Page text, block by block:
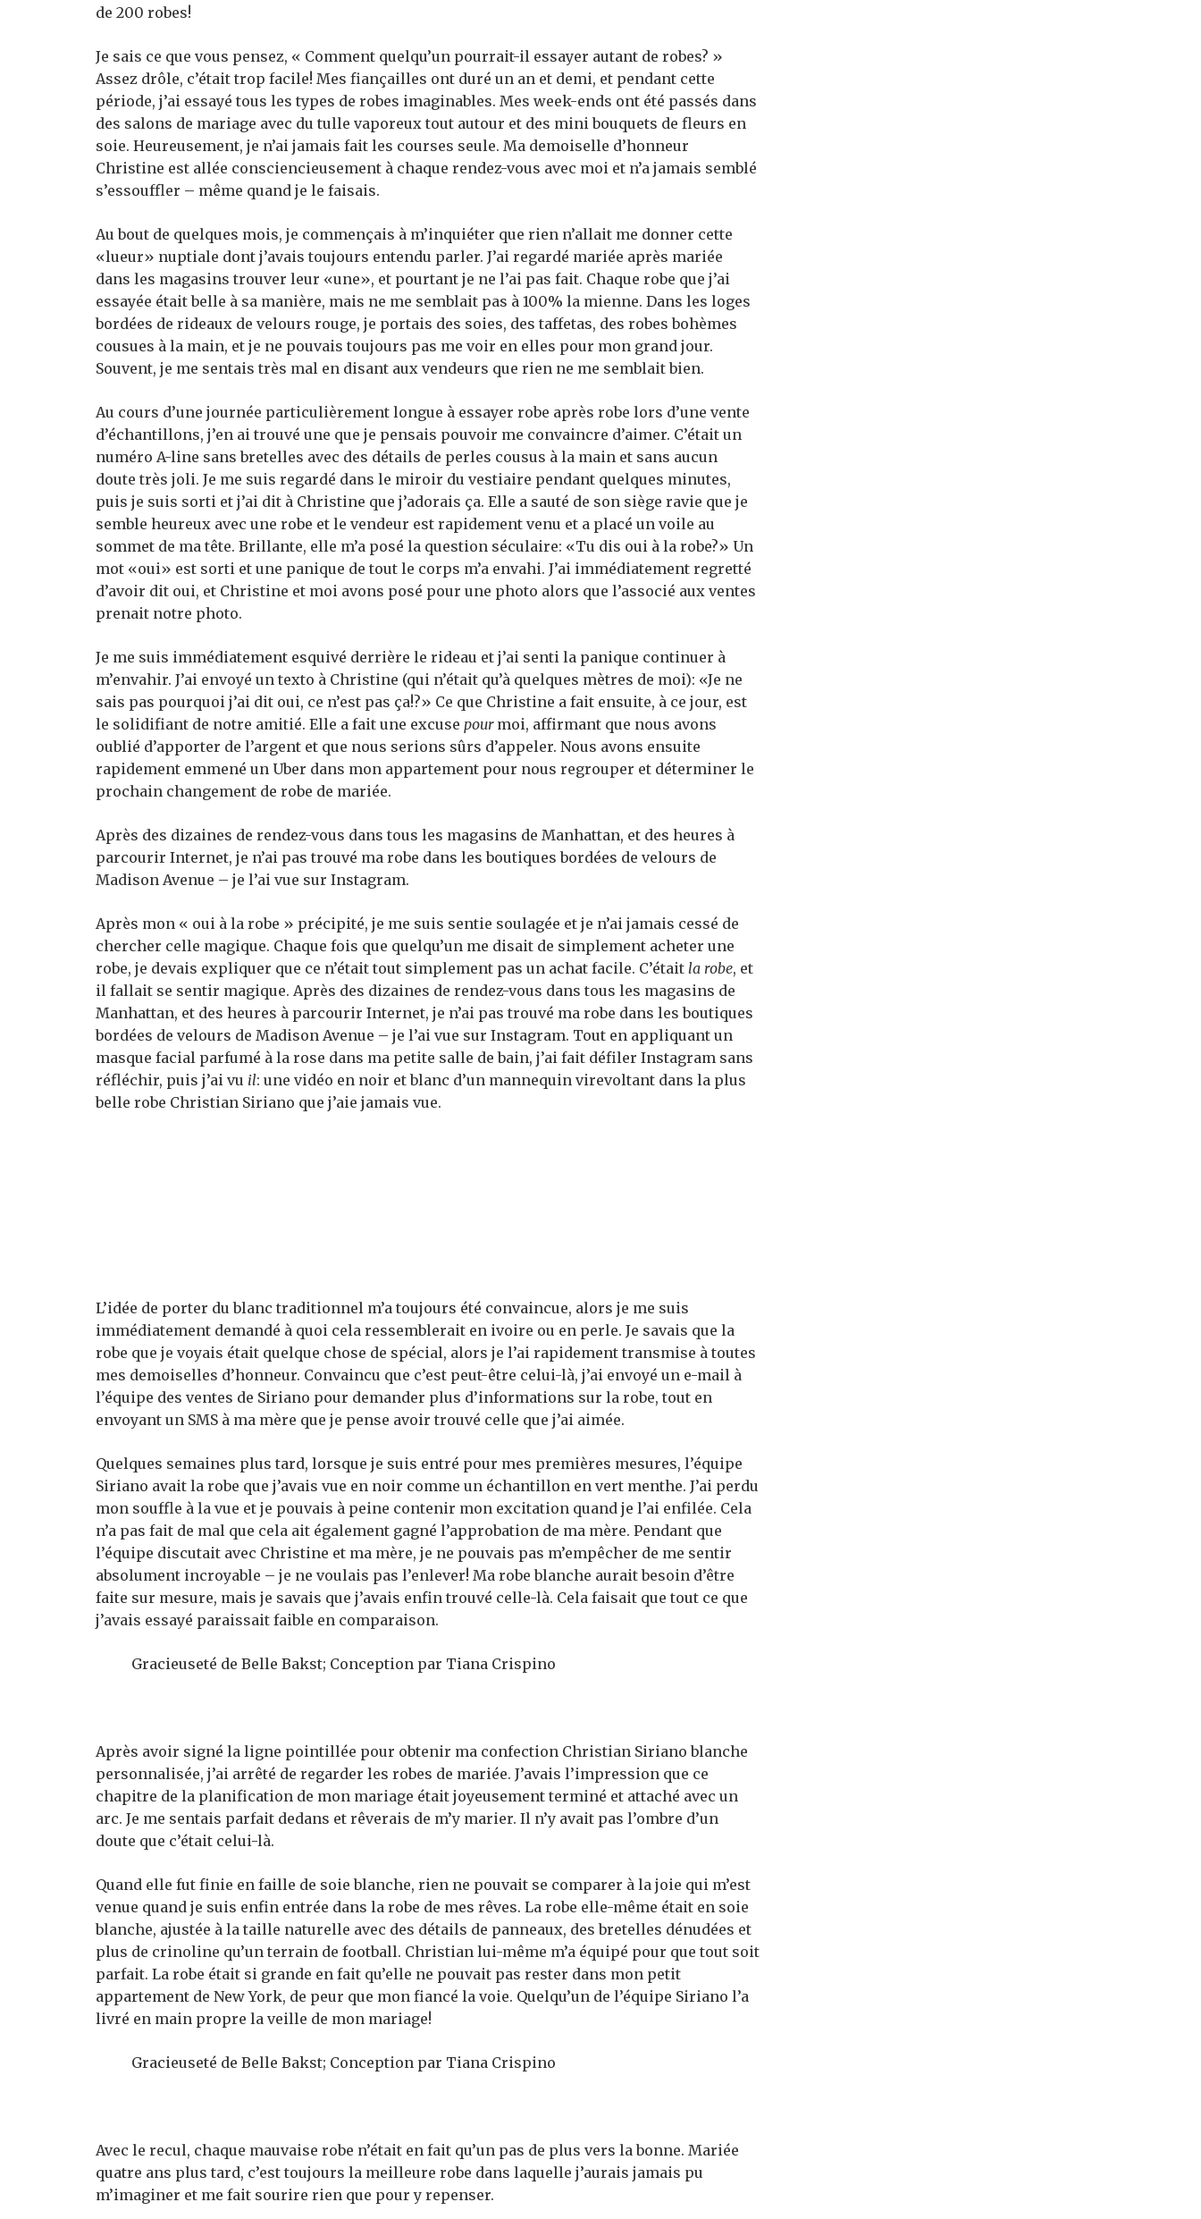
de 200 robes!
Je sais ce que vous pensez, « Comment quelqu’un pourrait-il essayer autant de robes? »
Assez drôle, c’était trop facile! Mes fiançailles ont duré un an et demi, et pendant cette
période, j’ai essayé tous les types de robes imaginables. Mes week-ends ont été passés dans
des salons de mariage avec du tulle vaporeux tout autour et des mini bouquets de fleurs en
soie. Heureusement, je n’ai jamais fait les courses seule. Ma demoiselle d’honneur
Christine est allée consciencieusement à chaque rendez-vous avec moi et n’a jamais semblé
s’essouffler – même quand je le faisais.
Au bout de quelques mois, je commençais à m’inquiéter que rien n’allait me donner cette
«lueur» nuptiale dont j’avais toujours entendu parler. J’ai regardé mariée après mariée
dans les magasins trouver leur «une», et pourtant je ne l’ai pas fait. Chaque robe que j’ai
essayée était belle à sa manière, mais ne me semblait pas à 100% la mienne. Dans les loges
bordées de rideaux de velours rouge, je portais des soies, des taffetas, des robes bohèmes
cousues à la main, et je ne pouvais toujours pas me voir en elles pour mon grand jour.
Souvent, je me sentais très mal en disant aux vendeurs que rien ne me semblait bien.
Au cours d’une journée particulièrement longue à essayer robe après robe lors d’une vente
d’échantillons, j’en ai trouvé une que je pensais pouvoir me convaincre d’aimer. C’était un
numéro A-line sans bretelles avec des détails de perles cousus à la main et sans aucun
doute très joli. Je me suis regardé dans le miroir du vestiaire pendant quelques minutes,
puis je suis sorti et j’ai dit à Christine que j’adorais ça. Elle a sauté de son siège ravie que je
semble heureux avec une robe et le vendeur est rapidement venu et a placé un voile au
sommet de ma tête. Brillante, elle m’a posé la question séculaire: «Tu dis oui à la robe?» Un
mot «oui» est sorti et une panique de tout le corps m’a envahi. J’ai immédiatement regretté
d’avoir dit oui, et Christine et moi avons posé pour une photo alors que l’associé aux ventes
prenait notre photo.
Je me suis immédiatement esquivé derrière le rideau et j’ai senti la panique continuer à
m’envahir. J’ai envoyé un texto à Christine (qui n’était qu’à quelques mètres de moi): «Je ne
sais pas pourquoi j’ai dit oui, ce n’est pas ça!?» Ce que Christine a fait ensuite, à ce jour, est
le solidifiant de notre amitié. Elle a fait une excuse pourmoi, affirmant que nous avons
oublié d’apporter de l’argent et que nous serions sûrs d’appeler. Nous avons ensuite
rapidement emmené un Uber dans mon appartement pour nous regrouper et déterminer le
prochain changement de robe de mariée.
Après des dizaines de rendez-vous dans tous les magasins de Manhattan, et des heures à
parcourir Internet, je n’ai pas trouvé ma robe dans les boutiques bordées de velours de
Madison Avenue – je l’ai vue sur Instagram.
Après mon « oui à la robe » précipité, je me suis sentie soulagée et je n’ai jamais cessé de
chercher celle magique. Chaque fois que quelqu’un me disait de simplement acheter une
robe, je devais expliquer que ce n’était tout simplement pas un achat facile. C’était la robe, et
il fallait se sentir magique. Après des dizaines de rendez-vous dans tous les magasins de
Manhattan, et des heures à parcourir Internet, je n’ai pas trouvé ma robe dans les boutiques
bordées de velours de Madison Avenue – je l’ai vue sur Instagram. Tout en appliquant un
masque facial parfumé à la rose dans ma petite salle de bain, j’ai fait défiler Instagram sans
réfléchir, puis j’ai vu il: une vidéo en noir et blanc d’un mannequin virevoltant dans la plus
belle robe Christian Siriano que j’aie jamais vue.
L’idée de porter du blanc traditionnel m’a toujours été convaincue, alors je me suis
immédiatement demandé à quoi cela ressemblerait en ivoire ou en perle. Je savais que la
robe que je voyais était quelque chose de spécial, alors je l’ai rapidement transmise à toutes
mes demoiselles d’honneur. Convaincu que c’est peut-être celui-là, j’ai envoyé un e-mail à
l’équipe des ventes de Siriano pour demander plus d’informations sur la robe, tout en
envoyant un SMS à ma mère que je pense avoir trouvé celle que j’ai aimée.
Quelques semaines plus tard, lorsque je suis entré pour mes premières mesures, l’équipe
Siriano avait la robe que j’avais vue en noir comme un échantillon en vert menthe. J’ai perdu
mon souffle à la vue et je pouvais à peine contenir mon excitation quand je l’ai enfilée. Cela
n’a pas fait de mal que cela ait également gagné l’approbation de ma mère. Pendant que
l’équipe discutait avec Christine et ma mère, je ne pouvais pas m’empêcher de me sentir
absolument incroyable – je ne voulais pas l’enlever! Ma robe blanche aurait besoin d’être
faite sur mesure, mais je savais que j’avais enfin trouvé celle-là. Cela faisait que tout ce que
j’avais essayé paraissait faible en comparaison.
Gracieuseté de Belle Bakst; Conception par Tiana Crispino
Après avoir signé la ligne pointillée pour obtenir ma confection Christian Siriano blanche
personnalisée, j’ai arrêté de regarder les robes de mariée. J’avais l’impression que ce
chapitre de la planification de mon mariage était joyeusement terminé et attaché avec un
arc. Je me sentais parfait dedans et rêverais de m’y marier. Il n’y avait pas l’ombre d’un
doute que c’était celui-là.
Quand elle fut finie en faille de soie blanche, rien ne pouvait se comparer à la joie qui m’est
venue quand je suis enfin entrée dans la robe de mes rêves. La robe elle-même était en soie
blanche, ajustée à la taille naturelle avec des détails de panneaux, des bretelles dénudées et
plus de crinoline qu’un terrain de football. Christian lui-même m’a équipé pour que tout soit
parfait. La robe était si grande en fait qu’elle ne pouvait pas rester dans mon petit
appartement de New York, de peur que mon fiancé la voie. Quelqu’un de l’équipe Siriano l’a
livré en main propre la veille de mon mariage!
Gracieuseté de Belle Bakst; Conception par Tiana Crispino
Avec le recul, chaque mauvaise robe n’était en fait qu’un pas de plus vers la bonne. Mariée
quatre ans plus tard, c’est toujours la meilleure robe dans laquelle j’aurais jamais pu
m’imaginer et me fait sourire rien que pour y repenser.